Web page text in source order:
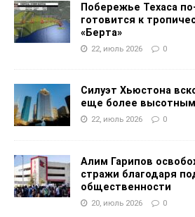
Побережье Техаса
готовится к
«Берта»
22, июль 2026 0
Силуэт Хьюстона
еще более высотным
22, июль 2026 0
Алим Гарипов
стражи благодаря
общественности
20, июль 2026 0